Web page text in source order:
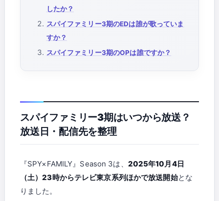
したか？
スパイファミリー3期のEDは誰が歌っていま
すか？
スパイファミリー3期のOPは誰ですか？
スパイファミリー3期はいつから放送？
放送日・配信先を整理
『SPY×FAMILY』Season 3は、 2025年10月4日
（土）23時からテレビ東京系列ほかで放送開始とな
りました。